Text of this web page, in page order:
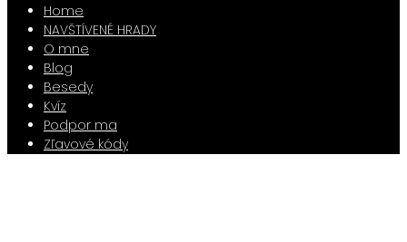
Home
NAVŠTÍVENÉ HRADY
O mne
Blog
Besedy
Kvíz
Podpor ma
Zľavové kódy